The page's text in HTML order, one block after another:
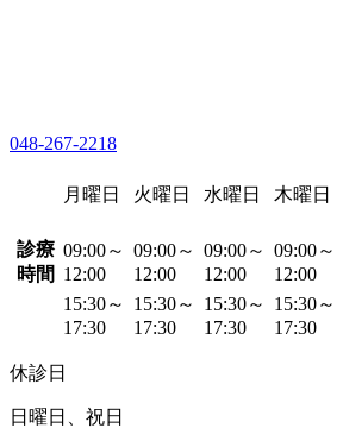
048-267-2218
月曜日 火曜日 水曜日 木曜日
診療
時間
09:00～
12:00
09:00～
12:00
09:00～
12:00
09:00～
12:00
15:30～
17:30
15:30～
17:30
15:30～
17:30
15:30～
17:30
休診日
日曜日、祝日